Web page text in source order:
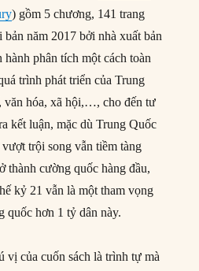
) gồm 5 chương, 141 trang
năm 2017 bởi nhà xuất bản
phân tích một cách toàn
trình phát triển của Trung
văn hóa, xã hội,…, cho đến tư
kết luận, mặc dù Trung Quốc
trội song vẫn tiềm tàng
thành cường quốc hàng đầu,
kỷ 21 vẫn là một tham vọng
quốc hơn 1 tỷ dân này.
vị của cuốn sách là trình tự mà